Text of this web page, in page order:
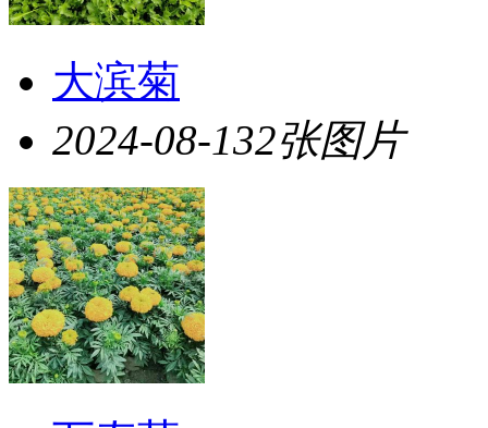
大滨菊
2024-08-132张图片